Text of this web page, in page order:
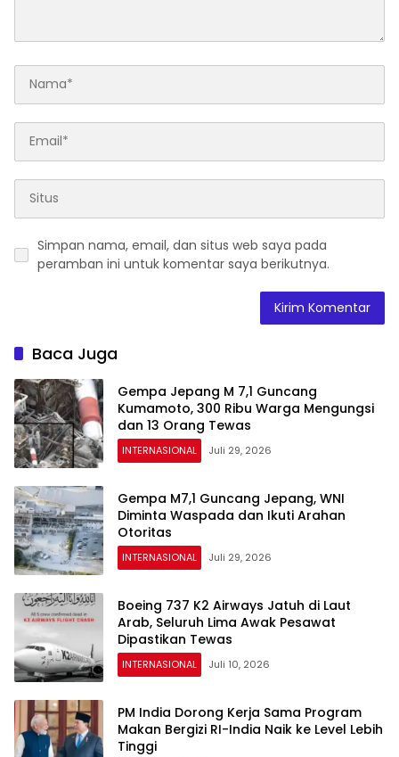
Simpan nama, email, dan situs web saya pada
peramban ini untuk komentar saya berikutnya.
Baca Juga
Gempa Jepang M 7,1 Guncang
Kumamoto, 300 Ribu Warga Mengungsi
dan 13 Orang Tewas
INTERNASIONAL Juli 29, 2026
Gempa M7,1 Guncang Jepang, WNI
Diminta Waspada dan Ikuti Arahan
Otoritas
INTERNASIONAL Juli 29, 2026
Boeing 737 K2 Airways Jatuh di Laut
Arab, Seluruh Lima Awak Pesawat
Dipastikan Tewas
INTERNASIONAL Juli 10, 2026
PM India Dorong Kerja Sama Program
Makan Bergizi RI-India Naik ke Level Lebih
Tinggi